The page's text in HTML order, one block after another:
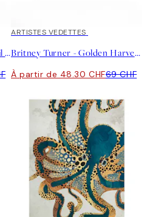
Britney Turner - Le Club Soleil Toile
30%*
ARTISTES VEDETTES
Britney Turner - Golden Harvest Toile
À partir de 48.30 CHF69 CHF